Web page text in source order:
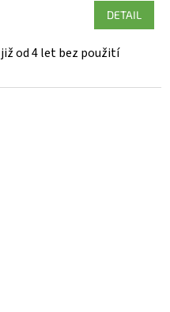
DETAIL
od 4 let bez použití